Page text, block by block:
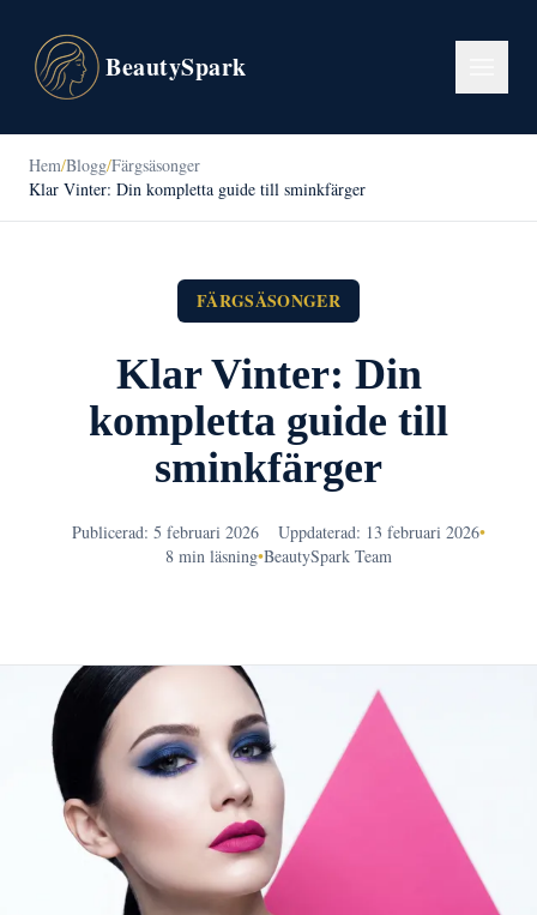
BeautySpark
Hem/Blogg/Färgsäsonger
Klar Vinter: Din kompletta guide till sminkfärger
FÄRGSÄSONGER
Klar Vinter: Din
kompletta guide till
sminkfärger
Publicerad: 5 februari 2026 Uppdaterad: 13 februari 2026•
8 min läsning•BeautySpark Team